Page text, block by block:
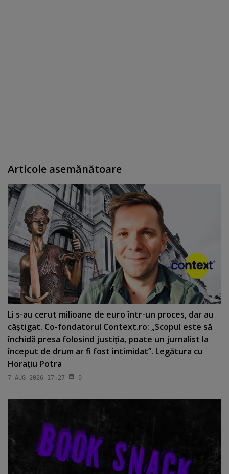
Articole asemănătoare
Li s-au cerut milioane de euro într-un proces, dar au
câştigat. Co-fondatorul Context.ro: „Scopul este să
închidă presa folosind justiţia, poate un jurnalist la
început de drum ar fi fost intimidat”. Legătura cu
Horaţiu Potra
7 AUG 2026 17:27 0